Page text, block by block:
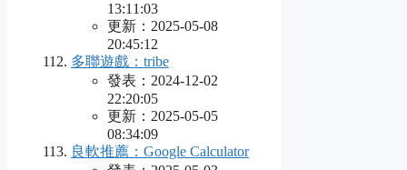
13:11:03
更新：2025-05-08
20:45:12
多聯遊戲：tribe
發表：2024-12-02
22:20:05
更新：2025-05-05
08:34:09
良軟推薦：Google Calculator